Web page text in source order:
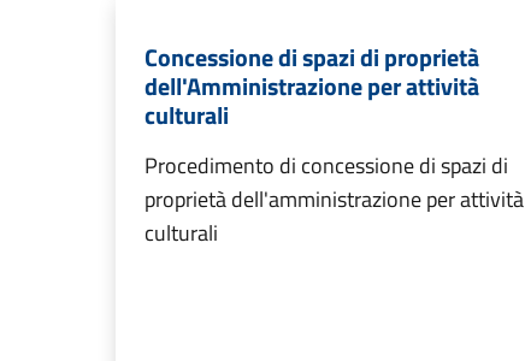
Concessione di spazi di proprietà
dell'Amministrazione per attività
culturali
Procedimento di concessione di spazi di
proprietà dell'amministrazione per attività
culturali